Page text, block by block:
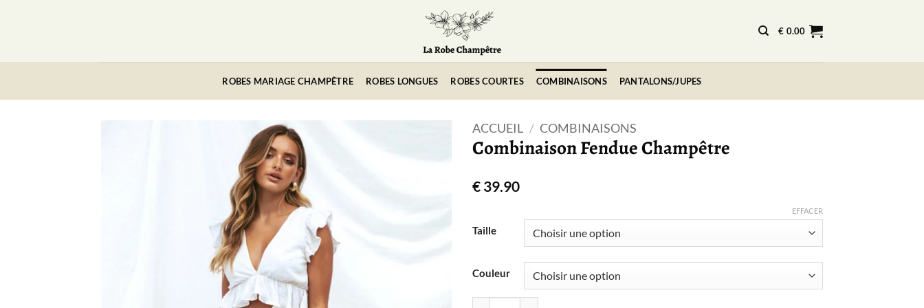
€ 0.00
ROBES MARIAGE CHAMPÊTRE ROBES LONGUES ROBES COURTES COMBINAISONS PANTALONS/JUPES
ACCUEIL / COMBINAISONS
Combinaison Fendue Champêtre
€ 39.90
Taille
Couleur
EFFACER